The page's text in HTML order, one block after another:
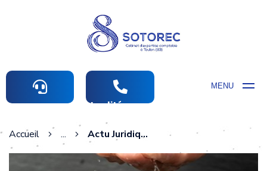
MENU
Actualités comptables
Accueil ... Actu Juridique